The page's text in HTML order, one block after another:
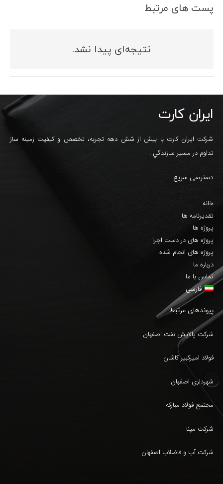
پست های مرتبط
نتیجه‌ای پیدا نشد.
ایران کارت
شرکت ایران کارت با بیش از شش دهه تجربه، تخصص و کيفيت زمينه ساز
تداوم در مسير سازندگي .
دسترسی سریع
خانه
تقدیرنامه ها
پروژه ها
پروژه های در دست اجرا
پروژه های انجام شده
درباره ما
تماس با ما
فارسی
پیوندهای مرتبط
شرکت پالایش نفت اصفهان
فولاد امیرکبیر کاشان
شهرداری اصفهان
مجتمع فولاد مبارکه
شرکت مپنا
شرکت آب و فاضلاب اصفهان